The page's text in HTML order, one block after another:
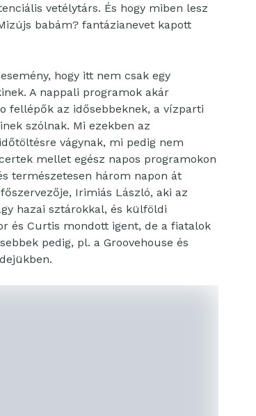
vetélytárs. És hogy miben lesz
babám? fantázianevet kapott
hogy itt nem csak egy
A nappali programok akár
fellépők az idősebbeknek, a vízparti
szólnak. Mi ezekben az
vágynak, mi pedig nem
mellet egész napos programokon
természetesen három napon át
Irimiás László, aki az
hazai sztárokkal, és külföldi
és Curtis mondott igent, de a fiatalok
pedig, pl. a Groovehouse és